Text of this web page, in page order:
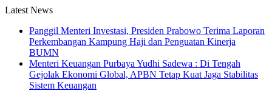
Latest News
Panggil Menteri Investasi, Presiden Prabowo Terima Laporan
Perkembangan Kampung Haji dan Penguatan Kinerja
BUMN
Menteri Keuangan Purbaya Yudhi Sadewa : Di Tengah
Gejolak Ekonomi Global, APBN Tetap Kuat Jaga Stabilitas
Sistem Keuangan